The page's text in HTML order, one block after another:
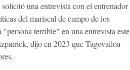
una entrevista con el entrenador
del mariscal de campo de los
terrible" en una entrevista este
dijo en 2023 que Tagovailoa